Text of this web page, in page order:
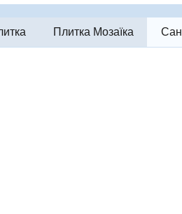
Плитка Мозаїка